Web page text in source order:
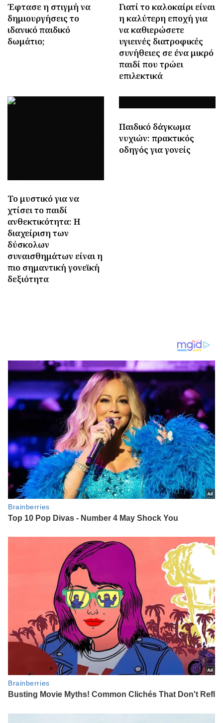
Έφτασε η στιγμή να
δημιουργήσεις το
ιδανικό παιδικό
δωμάτιο;
Γιατί το καλοκαίρι είναι
η καλύτερη εποχή για
να καθιερώσετε
υγιεινές διατροφικές
συνήθειες σε ένα μικρό
παιδί που τρώει
επιλεκτικά
Το μυστικό για να
χτίσει το παιδί
ανθεκτικότητα: Η
διαχείριση των
δύσκολων
συναισθημάτων είναι η
πιο σημαντική γονεϊκή
δεξιότητα
Παιδικό δάγκωμα
νυχιών: πρακτικός
οδηγός για γονείς